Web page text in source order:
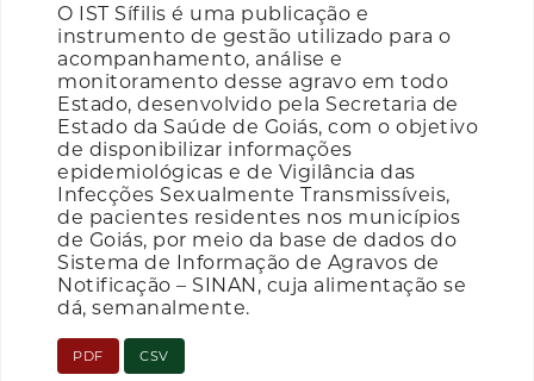
O IST Sífilis é uma publicação e
instrumento de gestão utilizado para o
acompanhamento, análise e
monitoramento desse agravo em todo
Estado, desenvolvido pela Secretaria de
Estado da Saúde de Goiás, com o objetivo
de disponibilizar informações
epidemiológicas e de Vigilância das
Infecções Sexualmente Transmissíveis,
de pacientes residentes nos municípios
de Goiás, por meio da base de dados do
Sistema de Informação de Agravos de
Notificação – SINAN, cuja alimentação se
dá, semanalmente.
PDF CSV